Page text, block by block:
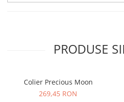
PRODUSE
Colier Precious Moon
269,45 RON